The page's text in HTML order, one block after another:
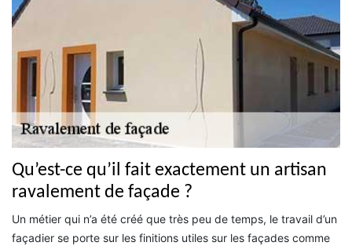
Qu’est-ce qu’il fait exactement un artisan
ravalement de façade ?
Un métier qui n’a été créé que très peu de temps, le travail d’un
façadier se porte sur les finitions utiles sur les façades comme